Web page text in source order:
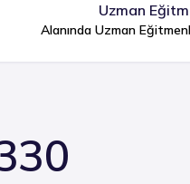
Uzman
Alanında Uzman